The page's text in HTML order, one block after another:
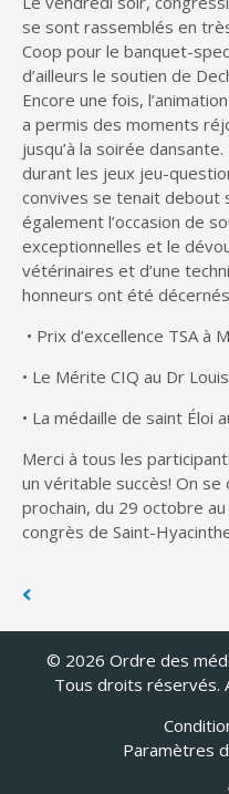
se sont rassemblés en
Coop pour le banquet-
d’ailleurs le soutien de
Encore une fois,
a permis des moments
jusqu’à la soirée
durant les jeux jeu-
convives se tenait debout
également l’occasion de
exceptionnelles et le
vétérinaires et d’une
honneurs ont été
• Prix d’excellence TSA à
• Le Mérite CIQ au Dr
• La médaille de saint Éloi
Merci à tous les
un véritable succès! On se
prochain, du 29 octobre
congrès de Saint-
© 2026 Ordre des
Tous droits réservés.
Paramètres